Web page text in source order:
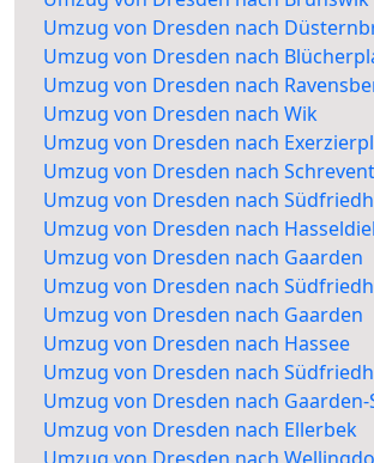
Umzug von Dresden nach
Umzug von Dresden nach
Umzug von Dresden nach
Umzug von Dresden nach Wik
Umzug von Dresden nach
Umzug von Dresden nach
Umzug von Dresden nach
Umzug von Dresden nach
Umzug von Dresden nach Gaarden
Umzug von Dresden nach
Umzug von Dresden nach Gaarden
Umzug von Dresden nach Hassee
Umzug von Dresden nach
Umzug von Dresden nach Gaarden-
Umzug von Dresden nach Ellerbek